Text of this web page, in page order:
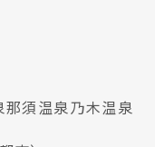
那須温泉乃木温泉